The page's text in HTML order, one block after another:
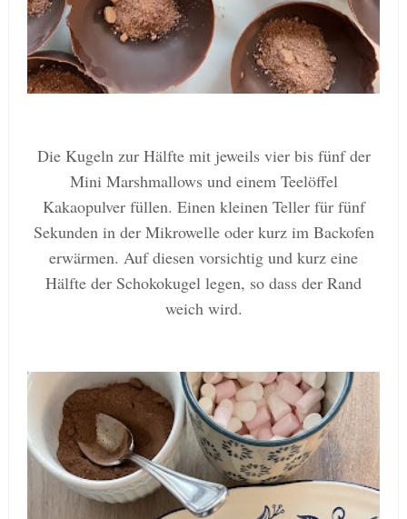
Die Kugeln zur Hälfte mit jeweils vier bis fünf der
Mini Marshmallows und einem Teelöffel
Kakaopulver füllen. Einen kleinen Teller für fünf
Sekunden in der Mikrowelle oder kurz im Backofen
erwärmen. Auf diesen vorsichtig und kurz eine
Hälfte der Schokokugel legen, so dass der Rand
weich wird.